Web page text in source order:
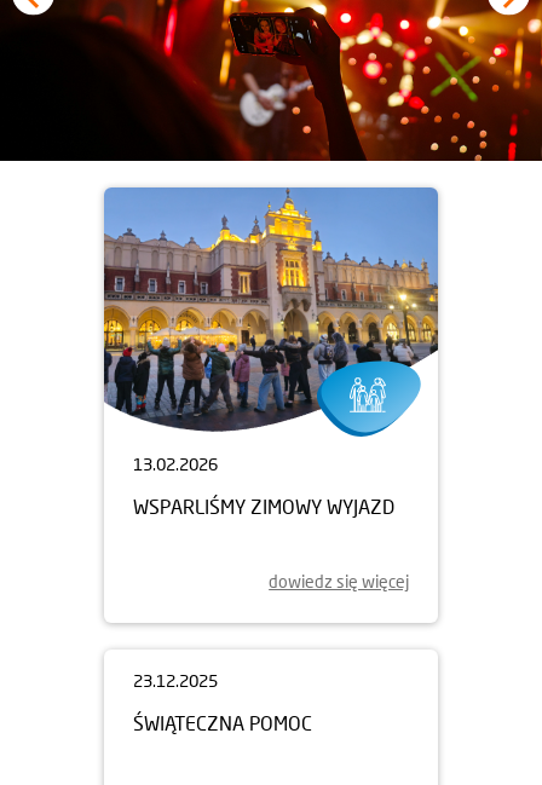
13.02.2026
WSPARLIŚMY ZIMOWY WYJAZD
dowiedz się więcej